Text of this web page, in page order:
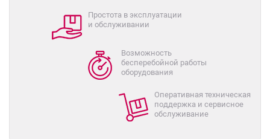
Простота в эксплуатации
и обслуживании
Возможность
бесперебойной работы
оборудования
Оперативная техническая
поддержка и сервисное
обслуживание